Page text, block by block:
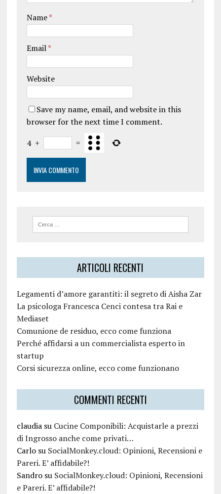
Name*
Email*
Website
Save my name, email, and website in this
browser for the next time I comment.
4 + =
ARTICOLI RECENTI
Legamenti d’amore garantiti: il segreto di Aisha Zar
La psicologa Francesca Cenci contesa tra Rai e
Mediaset
Comunione de residuo, ecco come funziona
Perché affidarsi a un commercialista esperto in
startup
Corsi sicurezza online, ecco come funzionano
COMMENTI RECENTI
claudiasu Cucine Componibili: Acquistarle a prezzi
di Ingrosso anche come privati…
Carlosu SocialMonkey.cloud: Opinioni, Recensioni e
Pareri. E’ affidabile?!
Sandrosu SocialMonkey.cloud: Opinioni, Recensioni
e Pareri. E’ affidabile?!